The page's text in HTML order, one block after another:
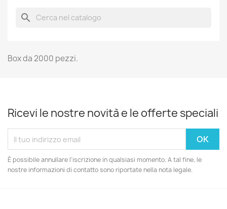
search
Box da 2000 pezzi.
Ricevi le nostre novità e le offerte speciali
È possibile annullare l'iscrizione in qualsiasi momento. A tal fine, le
nostre informazioni di contatto sono riportate nella nota legale.